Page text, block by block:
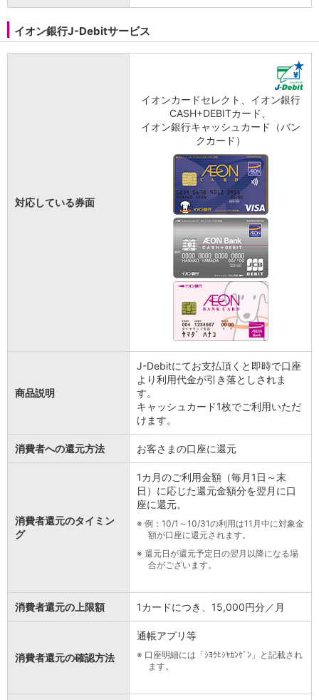
イオン銀行J-Debitサービス
対応している券面
イオンカードセレクト、イオン銀行
CASH+DEBITカード、
イオン銀行キャッシュカード（バン
クカード）
商品説明
J-Debitにてお支払頂くと即時で口座
より利用代金が引き落としされま
す。
キャッシュカード1枚でご利用いただ
けます。
消費者への還元方法 お客さまの口座に還元
消費者還元のタイミン
グ
1カ月のご利用金額（毎月1日～末
日）に応じた還元金額分を翌月に口
座に還元。
※ 例：10/1～10/31の利用は11月中に対象金
額が口座に還元されます。
※ 還元日が還元予定日の翌月以降になる場
合がございます。
消費者還元の上限額 1カードにつき、15,000円分／月
消費者還元の確認方法
通帳アプリ等
※ 口座明細には「ｼﾖｳﾋｼﾔｶﾝｹﾞﾝ」と記載され
ます。